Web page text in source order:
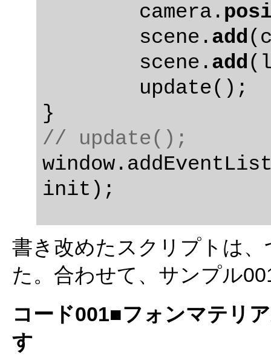
	camera.
	scene.
add
	scene.
add
// update();
書き改めたスクリプトは
た。合わせて、サンプル
コード001■フォンマテリ
す